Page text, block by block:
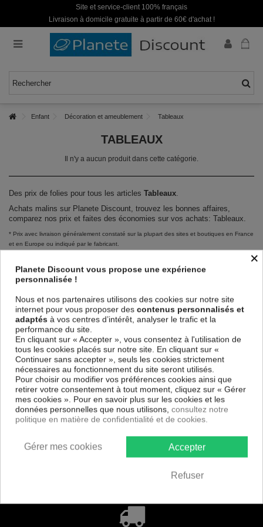
Site et service-client 100% français
Livraison à domicile gratuite à partir de 60€ d'achat !
Enfant Décoration et ameublement Tableaux
TABLEAUX
Il n'y a aucun produit dans cette catégorie.
Des prix de folies pour tous les articles Tableaux.
Achats malins sur Planete Discount, trouvez les bonnes affaires,
comparez nos prix et faites des économies sur vos achats: Tableaux.
* Prix avec livraison généralement constaté sur la plupart des sites et boutiques en France
et en Europe ou indiqué par le fabricant.
TABLEAUX
Besoin d'aide
Paiement
100% sécurisé
×
Planete Discount vous propose une expérience
personnalisée !
Nous et nos partenaires utilisons des cookies sur notre site
internet pour vous proposer des contenus personnalisés et
adaptés à vos centres d’intérêt, analyser le trafic et la
performance du site.
En cliquant sur « Accepter », vous consentez à l'utilisation de
tous les cookies placés sur notre site. En cliquant sur «
Continuer sans accepter », seuls les cookies strictement
nécessaires au fonctionnement du site seront utilisés.
Pour choisir ou modifier vos préférences cookies ainsi que
retirer votre consentement à tout moment, cliquez sur « Gérer
mes cookies ». Pour en savoir plus sur les cookies et les
données personnelles que nous utilisons, consultez notre
politique en matière de confidentialité et de cookies.
Accepter
Refuser
Gérer mes cookies